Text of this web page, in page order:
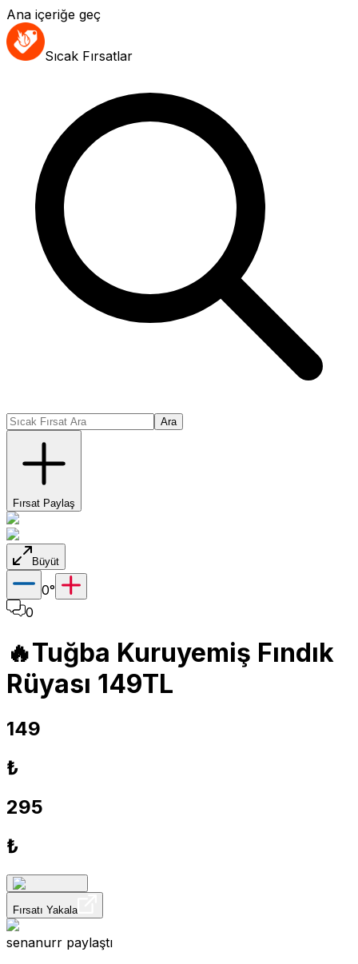
Ana içeriğe geç
Sıcak Fırsatlar
Ara
Fırsat Paylaş
Büyüt
0°
0
🔥Tuğba Kuruyemiş Fındık
Rüyası 149TL
149
₺
295
₺
Fırsatı Yakala
senanurr paylaştı